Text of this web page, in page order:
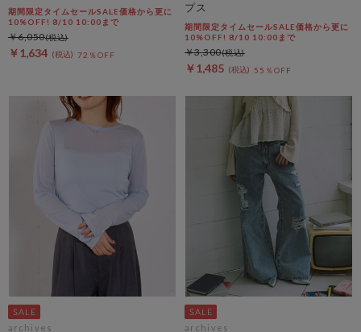
期間限定タイムセールSALE価格から更に
10%OFF! 8/10 10:00まで
￥1,634 72％OFF
￥6,050
プス
期間限定タイムセールSALE価格から更に
10%OFF! 8/10 10:00まで
￥1,485 55％OFF
￥3,300
archives archives